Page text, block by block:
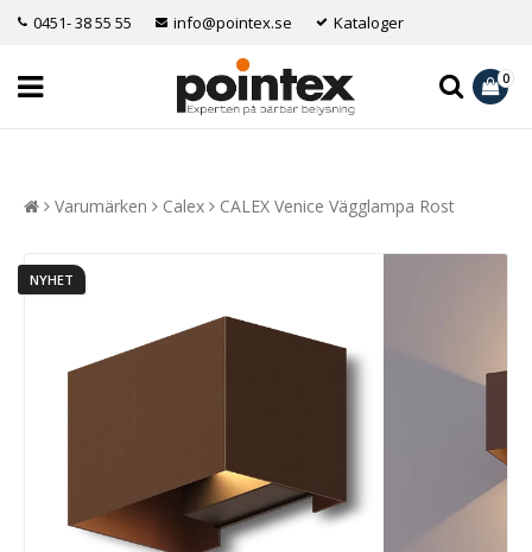
0451- 38 55 55 info@pointex.se Kataloger
0
Varumärken Calex CALEX Venice Vägglampa Rost
NYHET